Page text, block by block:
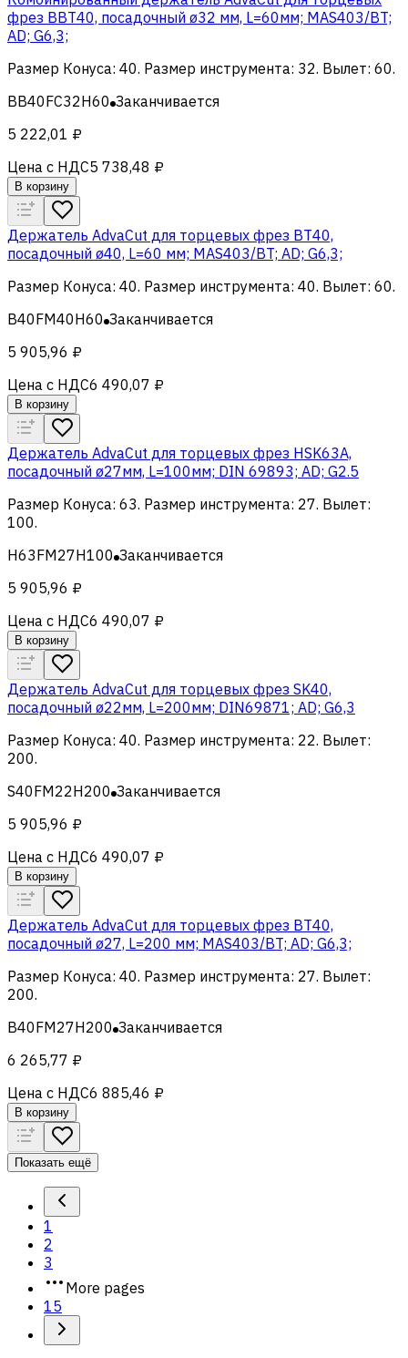
фрез BBT40, посадочный ø32 мм, L=60мм; MAS403/BT;
AD; G6,3;
Размер Конуса: 40. Размер инструмента: 32. Вылет: 60.
BB40FC32H60 Заканчивается
5 222,01 ₽
Цена с НДС5 738,48 ₽
В корзину
Держатель AdvaCut для торцевых фрез BT40,
посадочный ø40, L=60 мм; MAS403/BT; AD; G6,3;
Размер Конуса: 40. Размер инструмента: 40. Вылет: 60.
B40FM40H60 Заканчивается
5 905,96 ₽
Цена с НДС6 490,07 ₽
В корзину
Держатель AdvaCut для торцевых фрез HSK63A,
посадочный ø27мм, L=100мм; DIN 69893; AD; G2.5
Размер Конуса: 63. Размер инструмента: 27. Вылет:
100.
H63FM27H100 Заканчивается
5 905,96 ₽
Цена с НДС6 490,07 ₽
В корзину
Держатель AdvaCut для торцевых фрез SK40,
посадочный ø22мм, L=200мм; DIN69871; AD; G6,3
Размер Конуса: 40. Размер инструмента: 22. Вылет:
200.
S40FM22H200 Заканчивается
5 905,96 ₽
Цена с НДС6 490,07 ₽
В корзину
Держатель AdvaCut для торцевых фрез BT40,
посадочный ø27, L=200 мм; MAS403/BT; AD; G6,3;
Размер Конуса: 40. Размер инструмента: 27. Вылет:
200.
B40FM27H200 Заканчивается
6 265,77 ₽
Цена с НДС6 885,46 ₽
В корзину
Показать ещё
1
2
3
More pages
15